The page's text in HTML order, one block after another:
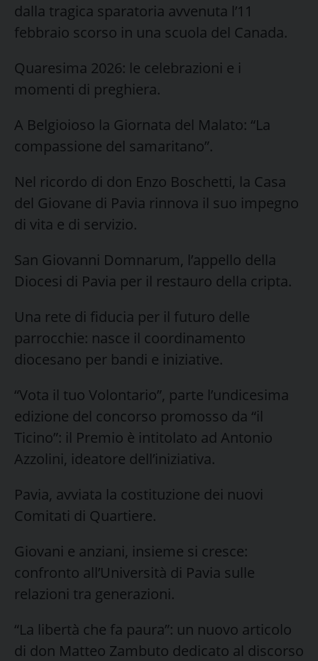
dalla tragica sparatoria avvenuta l’11
febbraio scorso in una scuola del Canada.
Quaresima 2026: le celebrazioni e i
momenti di preghiera.
A Belgioioso la Giornata del Malato: “La
compassione del samaritano”.
Nel ricordo di don Enzo Boschetti, la Casa
del Giovane di Pavia rinnova il suo impegno
di vita e di servizio.
San Giovanni Domnarum, l’appello della
Diocesi di Pavia per il restauro della cripta.
Una rete di fiducia per il futuro delle
parrocchie: nasce il coordinamento
diocesano per bandi e iniziative.
“Vota il tuo Volontario”, parte l’undicesima
edizione del concorso promosso da “il
Ticino”: il Premio è intitolato ad Antonio
Azzolini, ideatore dell’iniziativa.
Pavia, avviata la costituzione dei nuovi
Comitati di Quartiere.
Giovani e anziani, insieme si cresce:
confronto all’Università di Pavia sulle
relazioni tra generazioni.
“La libertà che fa paura”: un nuovo articolo
di don Matteo Zambuto dedicato al discorso